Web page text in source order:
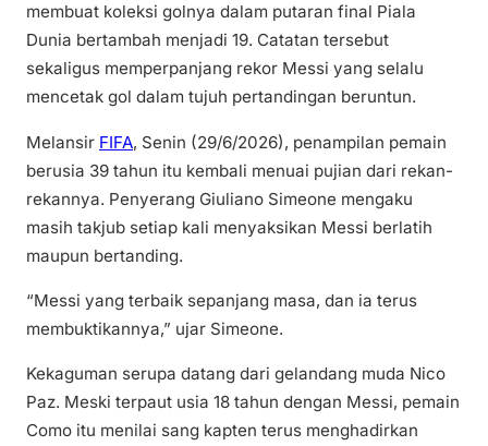
membuat koleksi golnya dalam putaran final Piala
Dunia bertambah menjadi 19. Catatan tersebut
sekaligus memperpanjang rekor Messi yang selalu
mencetak gol dalam tujuh pertandingan beruntun.
Melansir FIFA, Senin (29/6/2026), penampilan pemain
berusia 39 tahun itu kembali menuai pujian dari rekan-
rekannya. Penyerang Giuliano Simeone mengaku
masih takjub setiap kali menyaksikan Messi berlatih
maupun bertanding.
“Messi yang terbaik sepanjang masa, dan ia terus
membuktikannya,” ujar Simeone.
Kekaguman serupa datang dari gelandang muda Nico
Paz. Meski terpaut usia 18 tahun dengan Messi, pemain
Como itu menilai sang kapten terus menghadirkan